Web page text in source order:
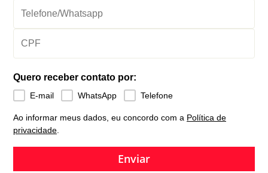
Quero receber contato por:
E-mail WhatsApp Telefone
Ao informar meus dados, eu concordo com a Política de
privacidade.
Enviar